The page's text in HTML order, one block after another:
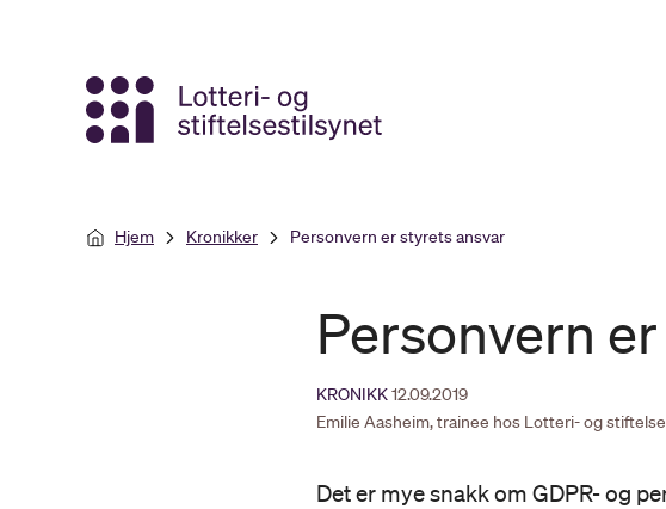
hovedinnhold
Hjem Kronikker Personvern er styrets ansvar
Personvern
KRONIKK12.09.2019
Emilie Aasheim, trainee hos Lotteri- og
Det er mye snakk om GDPR- og